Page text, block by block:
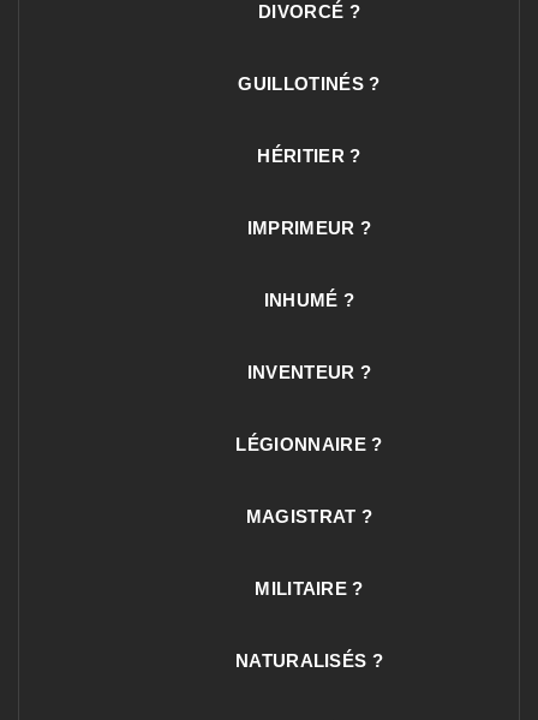
DIVORCÉ ?
GUILLOTINÉS ?
HÉRITIER ?
IMPRIMEUR ?
INHUMÉ ?
INVENTEUR ?
LÉGIONNAIRE ?
MAGISTRAT ?
MILITAIRE ?
NATURALISÉS ?